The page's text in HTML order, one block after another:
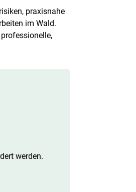
praxisnahe
im Wald.
werden.